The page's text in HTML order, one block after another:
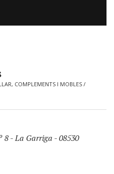
COMPLEMENTS I MOBLES /
8-La Garriga - 08530